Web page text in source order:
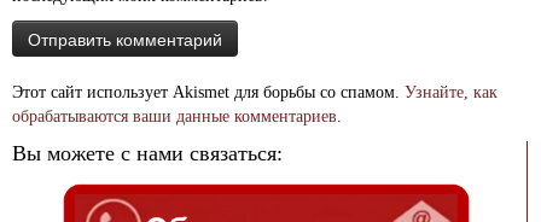
Этот сайт использует Akismet для борьбы со спамом. Узнайте, как
обрабатываются ваши данные комментариев.
Вы можете с нами связаться: